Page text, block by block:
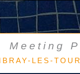
Meeting
LES-